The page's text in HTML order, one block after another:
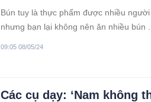
Bún tuy là thực phẩm được nhiều
nhưng bạn lại không nên ăn nhiều bún
09:05 08/05/24
Các cụ dạy: ‘Nam không